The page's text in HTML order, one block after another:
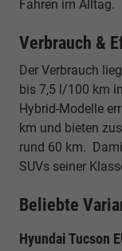
Fahren im Alltag.
Verbrauch &
Der Verbrauch
bis 7,5 l/100 km
Hybrid-Modelle
km und bieten
rund 60 km.
SUVs seiner
Beliebte
Hyundai Tucson